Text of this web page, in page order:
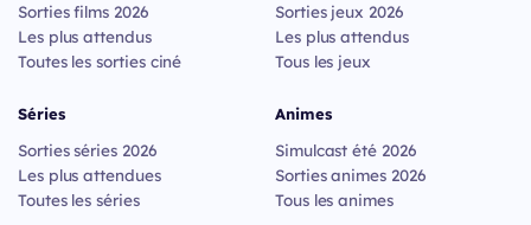
Sorties films 2026
Les plus attendus
Toutes les sorties ciné
Séries
Sorties séries 2026
Les plus attendues
Toutes les séries
Sorties jeux 2026
Les plus attendus
Tous les jeux
Animes
Simulcast été 2026
Sorties animes 2026
Tous les animes